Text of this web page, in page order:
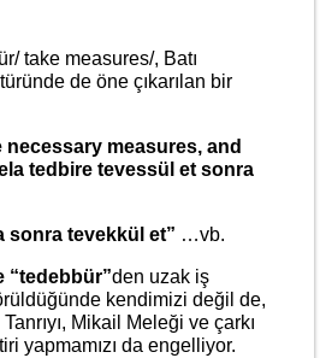
measures/, Batı
de öne çıkarılan bir
necessary measures, and
tedbire tevessül et sonra
sonra tevekkül et” …vb.
“tedebbür”den uzak iş
kendimizi değil de,
Mikail Meleği ve çarkı
yapmamızı da engelliyor.